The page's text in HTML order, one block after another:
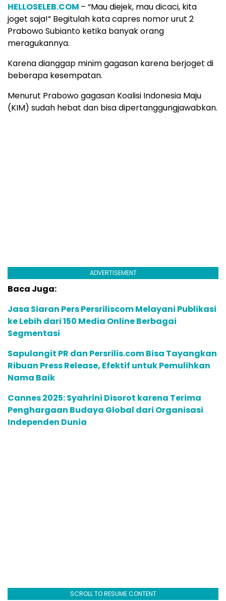
HELLOSELEB.COM – “Mau diejek, mau dicaci, kita
joget saja!” Begitulah kata capres nomor urut 2
Prabowo Subianto ketika banyak orang
meragukannya.
Karena dianggap minim gagasan karena berjoget di
beberapa kesempatan.
Menurut Prabowo gagasan Koalisi Indonesia Maju
(KIM) sudah hebat dan bisa dipertanggungjawabkan.
ADVERTISEMENT
Baca Juga:
Jasa Siaran Pers Persriliscom Melayani Publikasi
ke Lebih dari 150 Media Online Berbagai
Segmentasi
Sapulangit PR dan Persrilis.com Bisa Tayangkan
Ribuan Press Release, Efektif untuk Pemulihkan
Nama Baik
Cannes 2025: Syahrini Disorot karena Terima
Penghargaan Budaya Global dari Organisasi
Independen Dunia
SCROLL TO RESUME CONTENT